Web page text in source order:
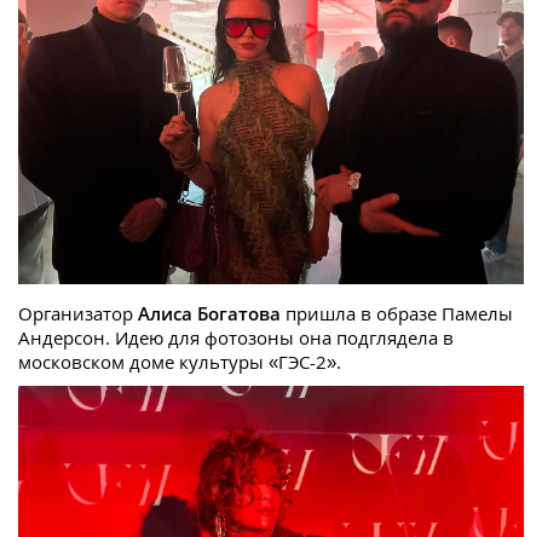
Организатор Алиса Богатова пришла в образе Памелы
Андерсон. Идею для фотозоны она подглядела в
московском доме культуры «ГЭС-2».